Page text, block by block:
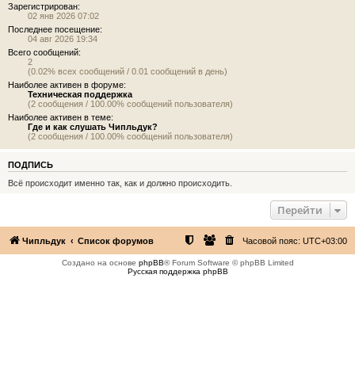
Зарегистрирован:
02 янв 2026 07:02
Последнее посещение:
04 авг 2026 19:34
Всего сообщений:
2
(0.02% всех сообщений / 0.01 сообщений в день)
Наиболее активен в форуме:
Техническая поддержка
(2 сообщения / 100.00% сообщений пользователя)
Наиболее активен в теме:
Где и как слушать Чипльдук?
(2 сообщения / 100.00% сообщений пользователя)
ПОДПИСЬ
Всё происходит именно так, как и должно происходить.
Перейти
Чипльдук Список форумов Часовой пояс: UTC+03:00
Создано на основе phpBB® Forum Software © phpBB Limited
Русская поддержка phpBB